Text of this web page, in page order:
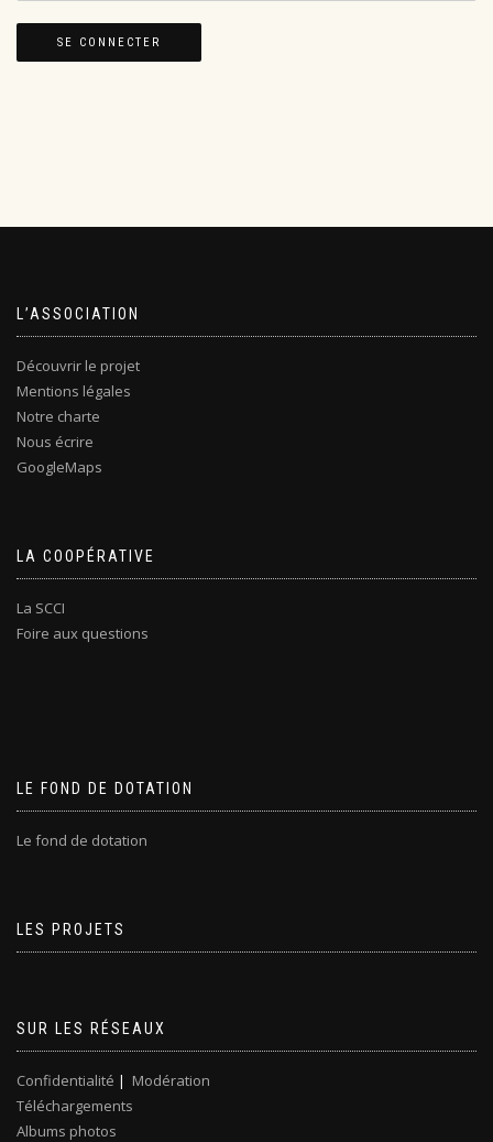
L’ASSOCIATION
Découvrir le projet
Mentions légales
Notre charte
Nous écrire
GoogleMaps
LA COOPÉRATIVE
La SCCI
Foire aux questions
LE FOND DE DOTATION
Le fond de dotation
LES PROJETS
SUR LES RÉSEAUX
Confidentialité | Modération
Téléchargements
Albums photos